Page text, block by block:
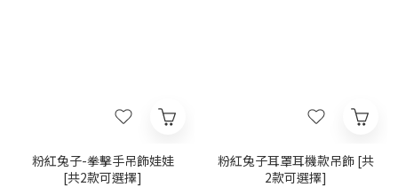
粉紅兔子-拳擊手吊飾娃娃
[共2款可選擇]
粉紅兔子耳罩耳機款吊飾 [共
2款可選擇]